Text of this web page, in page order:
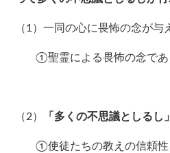
（1）一同の心に畏怖の念が与
①聖霊による畏怖の念であ
（2） 「多くの不思議としるし」
①使徒たちの教えの信頼